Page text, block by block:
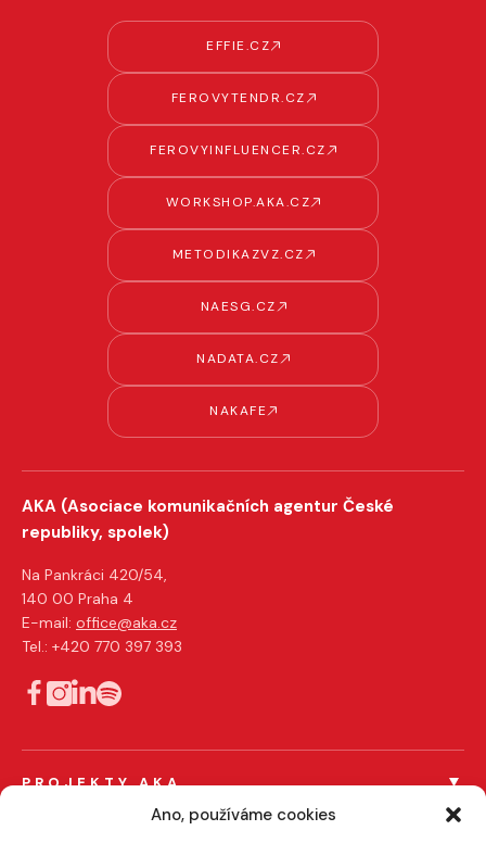
Ano, používáme cookies
EFFIE.CZ
FEROVYTENDR.CZ
FEROVYINFLUENCER.CZ
WORKSHOP.AKA.CZ
METODIKAZVZ.CZ
NAESG.CZ
NADATA.CZ
NAKAFE
AKA (Asociace komunikačních agentur České
republiky, spolek)
Na Pankráci 420/54,
140 00 Praha 4
E-mail: office@aka.cz
Tel.: +420 770 397 393
PROJEKTY AKA